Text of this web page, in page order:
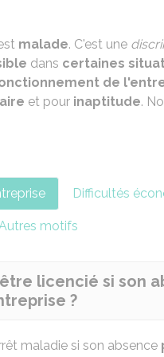
malade. C'est une
dans certaines
de
et pour inaptitude.
Difficultés
motifs
licencié si son
?
maladie si son absence